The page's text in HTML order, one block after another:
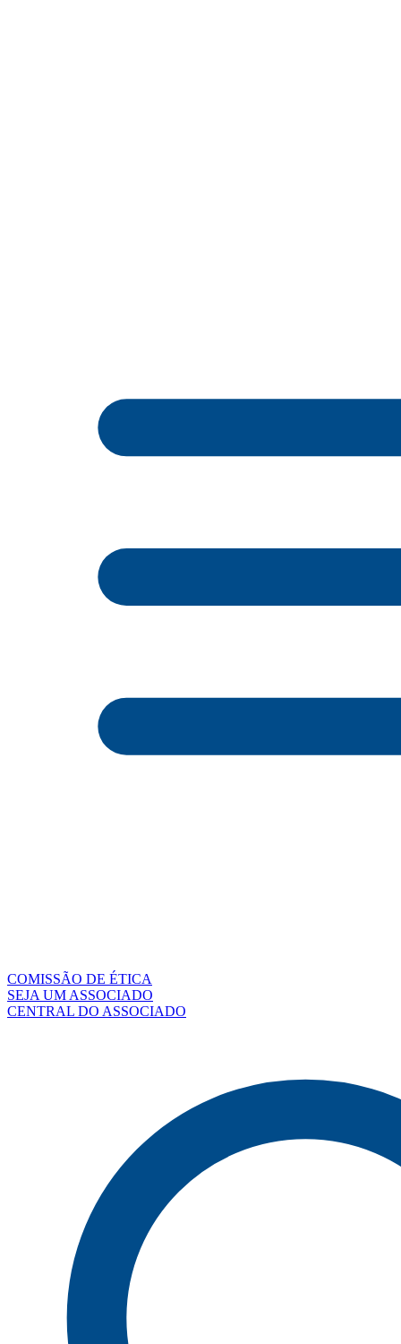
COMISSÃO DE ÉTICA
SEJA UM ASSOCIADO
CENTRAL DO ASSOCIADO